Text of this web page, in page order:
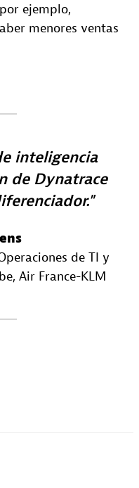
ejemplo,
menores ventas
inteligencia
de Dynatrace
de TI y
, Air France-KLM